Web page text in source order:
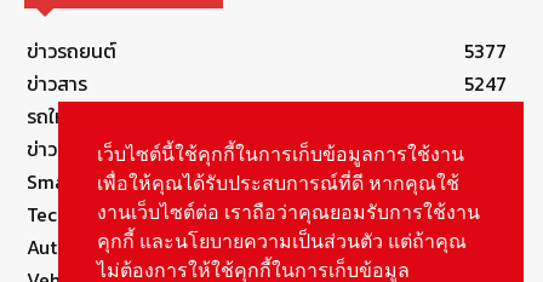
ข่าวรถยนต์
5377
ข่าวสาร
5247
รถใหม่
ข่าวประชาสัมพันธ์
Smart Life
Technology
Autolife Lifestyle
เว็บไซต์นี้ใช้คุกกี้ในการเก็บข้อมูลการใช้งาน
เพื่อให้คุณได้รับประสบการณ์ที่ดี หากคุณใช้
งานเว็บไซต์ต่อ เราถือว่าคุณยอมรับการใช้งาน
คุกกี้ และนโยบายความเป็นส่วนตัว แต่ถ้าคุณ
ไม่ต้องการให้ใช้คุกกี้ในการเก็บข้อมูล